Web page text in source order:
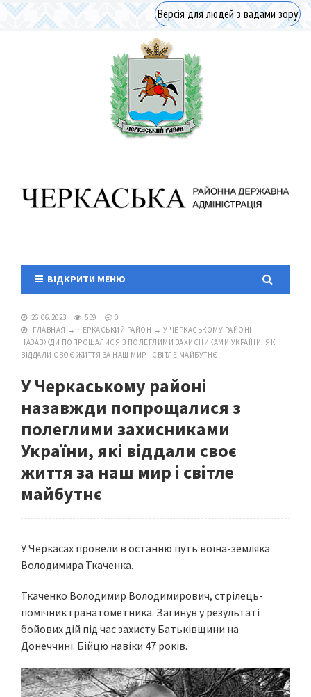
Версія для людей з вадами зору
ВІДКРИТИ МЕНЮ
26.06.2023 559
0
ГЛАВНАЯ → ЧЕРКАСЬКИЙ РАЙОН → У ЧЕРКАСЬКОМУ РАЙОНІ
НАЗАВЖДИ ПОПРОЩАЛИСЯ З ПОЛЕГЛИМИ ЗАХИСНИКАМИ УКРАЇНИ, ЯКІ
ВІДДАЛИ СВОЄ ЖИТТЯ ЗА НАШ МИР І СВІТЛЕ МАЙБУТНЄ
У Черкаському районі
назавжди попрощалися з
полеглими захисниками
України, які віддали своє
життя за наш мир і світле
майбутнє
У Черкасах провели в останню путь воїна-земляка
Володимира Ткаченка.
Ткаченко Володимир Володимирович, стрілець-
помічник гранатометника. Загинув у результаті
бойових дій під час захисту Батьківщини на
Донеччині. Бійцю навіки 47 років.